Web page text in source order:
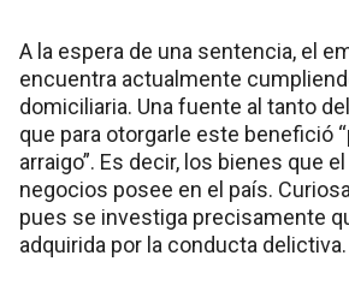
A la espera de una sentencia, el
encuentra actualmente
domiciliaria. Una fuente al tanto
que para otorgarle este benefició
arraigo”. Es decir, los bienes que
negocios posee en el país.
pues se investiga precisamente
adquirida por la conducta delictiva.